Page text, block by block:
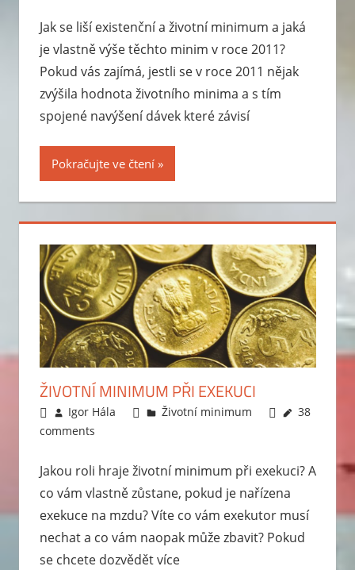
Jak se liší existenční a životní minimum a jaká
je vlastně výše těchto minim v roce 2011?
Pokud vás zajímá, jestli se v roce 2011 nějak
zvýšila hodnota životního minima a s tím
spojené navýšení dávek které závisí
Pokračujte ve čtení
ŽIVOTNÍ MINIMUM PŘI EXEKUCI
15.3.2011
Igor Hála Životní minimum
38
comments
Jakou roli hraje životní minimum při exekuci? A
co vám vlastně zůstane, pokud je nařízena
exekuce na mzdu? Víte co vám exekutor musí
nechat a co vám naopak může zbavit? Pokud
se chcete dozvědět více